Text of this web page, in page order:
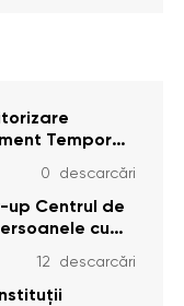
Temporar
din s.
mai 2026
0 descarcări
up Centrul de
cu
(11 iunie
12 descarcări